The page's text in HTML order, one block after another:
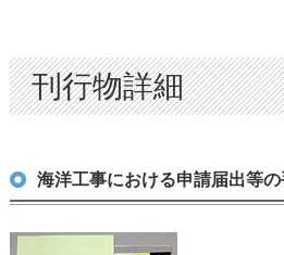
刊行物詳細
海洋工事における申請届出等の